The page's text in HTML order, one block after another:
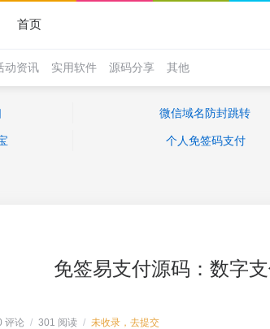
首页
动资讯 实用软件 源码分享 其他
微信域名防封跳转
个人免签码支付
免签易支付源码：数字
评论 / 301 阅读 / 未收录，去提交